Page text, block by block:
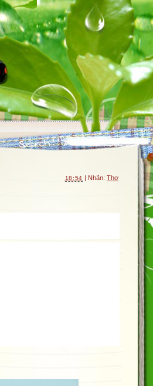
18:54 | Nhãn: Thơ